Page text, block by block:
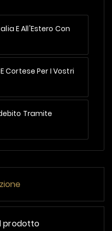
E All'Estero Con
Cortese Per I Vostri
Tramite
prodotto